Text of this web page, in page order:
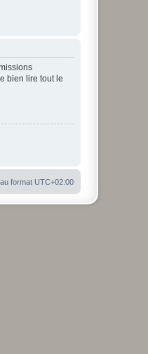
bien lire tout le
format UTC+02:00